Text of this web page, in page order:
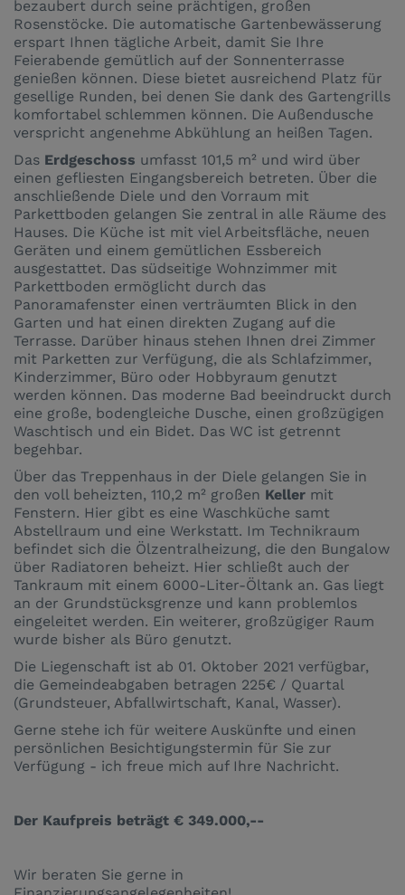
bezaubert durch seine prächtigen, großen
Rosenstöcke. Die automatische Gartenbewässerung
erspart Ihnen tägliche Arbeit, damit Sie Ihre
Feierabende gemütlich auf der Sonnenterrasse
genießen können. Diese bietet ausreichend Platz für
gesellige Runden, bei denen Sie dank des Gartengrills
komfortabel schlemmen können. Die Außendusche
verspricht angenehme Abkühlung an heißen Tagen.
Das Erdgeschoss umfasst 101,5 m² und wird über
einen gefliesten Eingangsbereich betreten. Über die
anschließende Diele und den Vorraum mit
Parkettboden gelangen Sie zentral in alle Räume des
Hauses. Die Küche ist mit viel Arbeitsfläche, neuen
Geräten und einem gemütlichen Essbereich
ausgestattet. Das südseitige Wohnzimmer mit
Parkettboden ermöglicht durch das
Panoramafenster einen verträumten Blick in den
Garten und hat einen direkten Zugang auf die
Terrasse. Darüber hinaus stehen Ihnen drei Zimmer
mit Parketten zur Verfügung, die als Schlafzimmer,
Kinderzimmer, Büro oder Hobbyraum genutzt
werden können. Das moderne Bad beeindruckt durch
eine große, bodengleiche Dusche, einen großzügigen
Waschtisch und ein Bidet. Das WC ist getrennt
begehbar.
Über das Treppenhaus in der Diele gelangen Sie in
den voll beheizten, 110,2 m² großen Keller mit
Fenstern. Hier gibt es eine Waschküche samt
Abstellraum und eine Werkstatt. Im Technikraum
befindet sich die Ölzentralheizung, die den Bungalow
über Radiatoren beheizt. Hier schließt auch der
Tankraum mit einem 6000-Liter-Öltank an. Gas liegt
an der Grundstücksgrenze und kann problemlos
eingeleitet werden. Ein weiterer, großzügiger Raum
wurde bisher als Büro genutzt.
Die Liegenschaft ist ab 01. Oktober 2021 verfügbar,
die Gemeindeabgaben betragen 225€ / Quartal
(Grundsteuer, Abfallwirtschaft, Kanal, Wasser).
Gerne stehe ich für weitere Auskünfte und einen
persönlichen Besichtigungstermin für Sie zur
Verfügung - ich freue mich auf Ihre Nachricht.
Der Kaufpreis beträgt € 349.000,--
Wir beraten Sie gerne in